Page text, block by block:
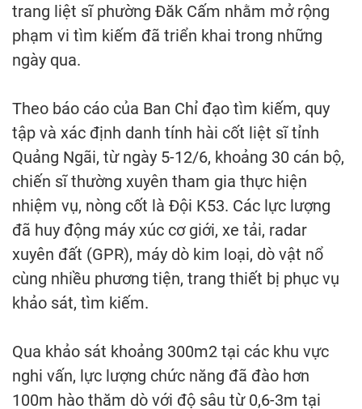
trang liệt sĩ phường Đăk Cấm nhằm mở rộng
phạm vi tìm kiếm đã triển khai trong những
ngày qua.
Theo báo cáo của Ban Chỉ đạo tìm kiếm, quy
tập và xác định danh tính hài cốt liệt sĩ tỉnh
Quảng Ngãi, từ ngày 5-12/6, khoảng 30 cán bộ,
chiến sĩ thường xuyên tham gia thực hiện
nhiệm vụ, nòng cốt là Đội K53. Các lực lượng
đã huy động máy xúc cơ giới, xe tải, radar
xuyên đất (GPR), máy dò kim loại, dò vật nổ
cùng nhiều phương tiện, trang thiết bị phục vụ
khảo sát, tìm kiếm.
Qua khảo sát khoảng 300m2 tại các khu vực
nghi vấn, lực lượng chức năng đã đào hơn
100m hào thăm dò với độ sâu từ 0,6-3m tại